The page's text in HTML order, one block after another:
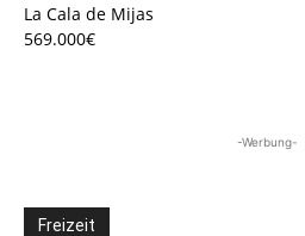
La Cala de Mijas
569.000€
-Werbung-
Freizeit